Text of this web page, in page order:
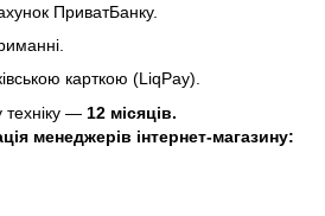
ПриватБанку.
карткою (LiqPay).
техніку — 12 місяців.
менеджерів інтернет-магазину: